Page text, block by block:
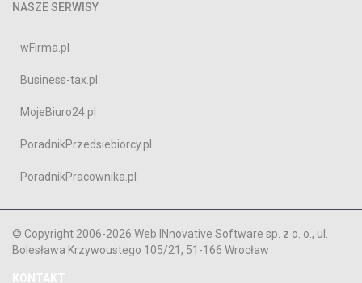
NASZE SERWISY
wFirma.pl
Business-tax.pl
MojeBiuro24.pl
PoradnikPrzedsiebiorcy.pl
PoradnikPracownika.pl
© Copyright 2006-2026 Web INnovative Software sp. z o. o., ul.
Bolesława Krzywoustego 105/21, 51-166 Wrocław
KONTAKT